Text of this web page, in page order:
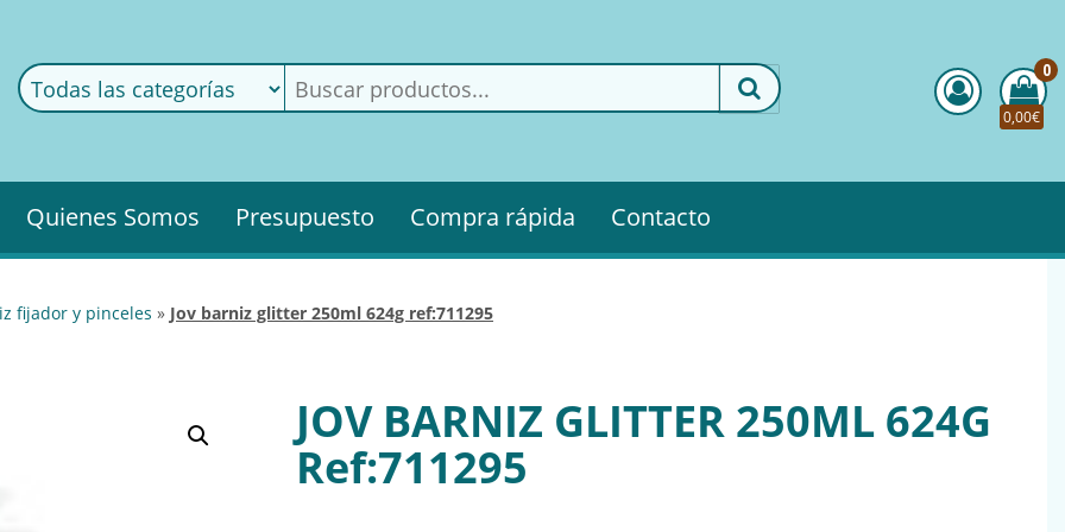
0
0,00€
Quienes Somos Presupuesto Compra rápida Contacto
fijador y pinceles » jov barniz glitter 250ml 624g ref:711295
JOV BARNIZ GLITTER 250ML 624G
Ref:711295